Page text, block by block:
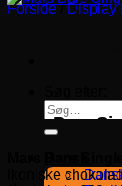
Forside / Display
Mars Bars
ikoniske